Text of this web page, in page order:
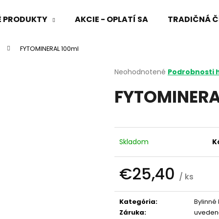
PRODUKTY AKCIE - OPLATÍ SA TRADIČNÁ
FYTOMINERAL 100ml
Priemerné
produktu
je
5
hviezdičiek.
Neohodnotené Podrobnosti
Skladom
€25,40 / ks
cena:
Kategória:
Bylinné
Záruka:
Čo potrebujete nájsť?
HĽADAŤ